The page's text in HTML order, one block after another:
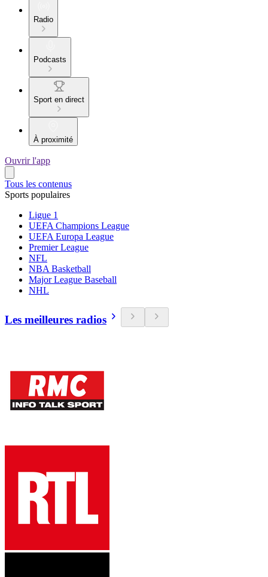
Radio
Podcasts
Sport en direct
À proximité
Ouvrir l'app
Tous les contenus
Sports populaires
Ligue 1
UEFA Champions League
UEFA Europa League
Premier League
NFL
NBA Basketball
Major League Baseball
NHL
Les meilleures radios